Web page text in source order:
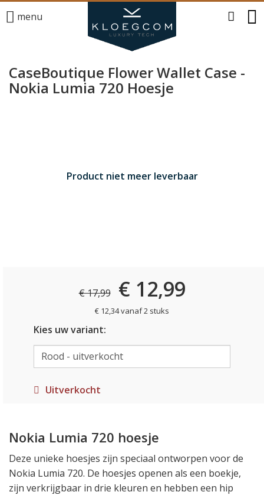
menu
CaseBoutique Flower Wallet Case -
Nokia Lumia 720 Hoesje
Product niet meer leverbaar
€ 17,99 € 12,99
€ 12,34 vanaf 2 stuks
Kies uw variant:
Uitverkocht
Nokia Lumia 720 hoesje
Deze unieke hoesjes zijn speciaal ontworpen voor de
Nokia Lumia 720. De hoesjes openen als een boekje,
zijn verkrijgbaar in drie kleuren en hebben een hip